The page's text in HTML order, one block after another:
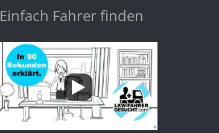
Einfach Fahrer finden